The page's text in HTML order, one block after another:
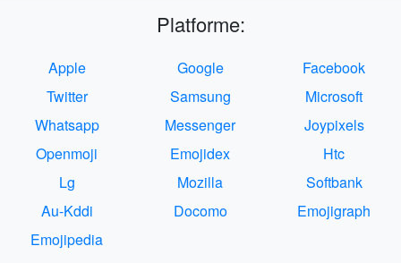
Platforme:
Apple Google
Facebook
Twitter
Samsung
Microsoft
Whatsapp
Messenger
Joypixels
Openmoji
Emojidex
Htc
Lg
Mozilla
Softbank
Au-Kddi
Docomo
Emojigraph
Emojipedia